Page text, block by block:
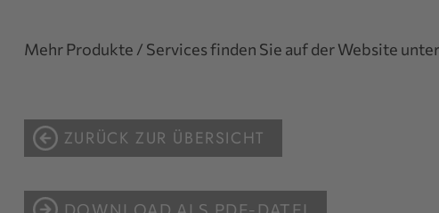
Mehr Produkte / Services finden Sie auf der Website unter
ZURÜCK ZUR ÜBERSICHT